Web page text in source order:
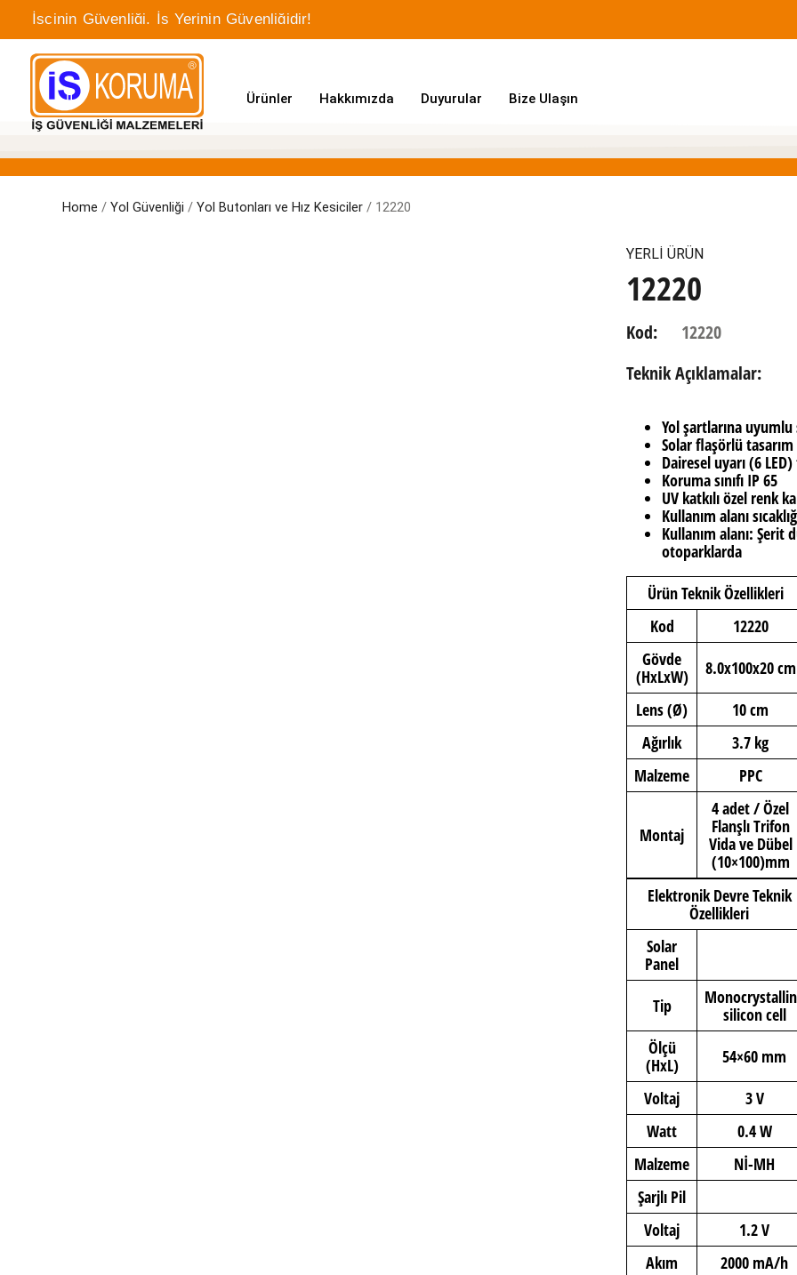
İşçinin Güvenliği, İş Yerinin Güvenliğidir!
Ürünler Hakkımızda Duyurular Bize Ulaşın
Home /Yol Güvenliği /Yol Butonları ve Hız Kesiciler / 12220
YERLİ ÜRÜN
12220
Kod:
12220
Teknik Açıklamalar:
Yol şartlarına uyumlu
Solar flaşörlü
Dairesel uyarı (6
Koruma sınıfı IP 65
UV katkılı özel renk
Kullanım alanı
Kullanım alanı: Şerit
otoparklarda
Ürün Teknik Özellikleri
Kod
12220
Gövde
(HxLxW)
8.0x100x20 cm
Lens (Ø)
10 cm
Ağırlık
3.7 kg
Malzeme
PPC
Montaj
4 adet / Özel
Flanşlı Trifon
Vida ve Dübel
(10×100)mm
Elektronik Devre Teknik
Özellikleri
Solar
Panel
Tip
silicon cell
Ölçü
(HxL)
54×60 mm
Voltaj
3 V
Watt
0.4 W
Malzeme
Nİ-MH
Şarjlı Pil
Voltaj
1.2 V
Akım
2000 mA/h